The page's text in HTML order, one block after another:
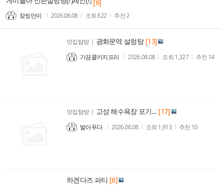
[6]
잦씽만이 2026.08.08 조회822 추천2
맛집탐방 | 광화문역 설렁탕 [13]
가끔콜키지프리 2026.08.08 조회 1,327 추천 14
맛집탐방 | 고성 해수욕장 포기... [17]
발아푸다 2026.08.08 조회 1,913 추천 10
하겐다즈 파티 [6]